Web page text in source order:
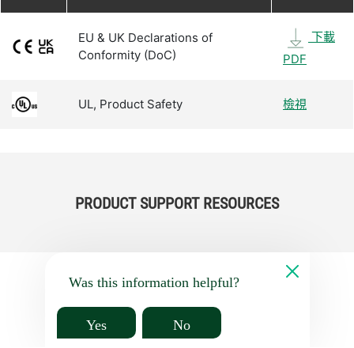
EU & UK Declarations of
Conformity (DoC)
下載
PDF
UL, Product Safety 檢視
PRODUCT SUPPORT RESOURCES
Was this information helpful?
Yes No